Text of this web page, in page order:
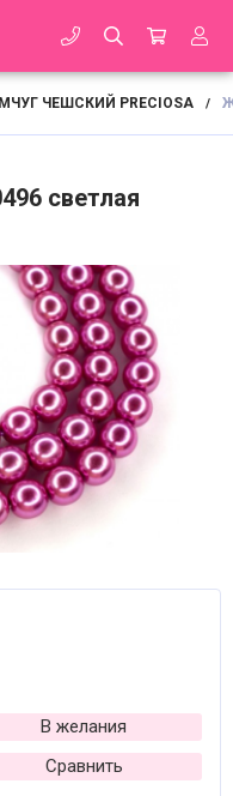
ЧЕШСКИЙ PRECIOSA /
светлая
В желания
Сравнить